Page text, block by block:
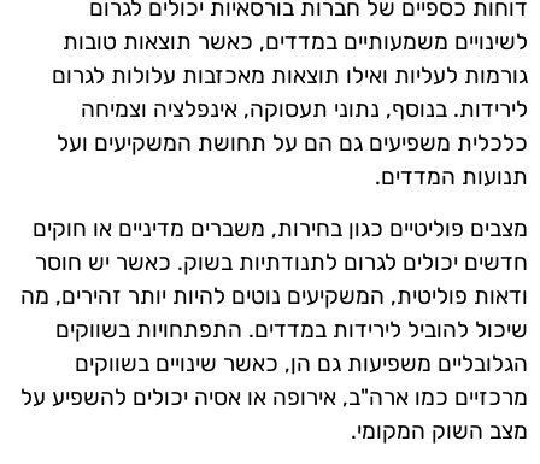
דוחות כספיים של חברות בורסאיות יכולים לגרום
לשינויים משמעותיים במדדים, כאשר תוצאות טובות
גורמות לעליות ואילו תוצאות מאכזבות עלולות לגרום
לירידות. בנוסף, נתוני תעסוקה, אינפלציה וצמיחה
כלכלית משפיעים גם הם על תחושת המשקיעים ועל
תנועות המדדים.
מצבים פוליטיים כגון בחירות, משברים מדיניים או חוקים
חדשים יכולים לגרום לתנודתיות בשוק. כאשר יש חוסר
ודאות פוליטית, המשקיעים נוטים להיות יותר זהירים, מה
שיכול להוביל לירידות במדדים. התפתחויות בשווקים
הגלובליים משפיעות גם הן, כאשר שינויים בשווקים
מרכזיים כמו ארה"ב, אירופה או אסיה יכולים להשפיע על
מצב השוק המקומי.